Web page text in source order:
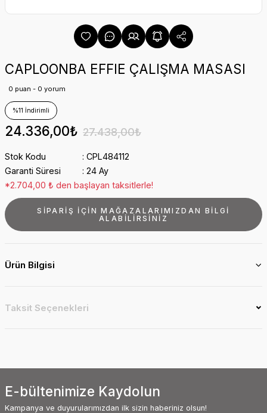
CAPLOONBA EFFIE ÇALIŞMA MASASI
0 puan - 0 yorum
%11 İndirimli
24.336,00₺ 27.438,00₺
Stok Kodu
CPL484112
Garanti Süresi
24 Ay
*2.704,00 ₺ den başlayan taksitlerle!
SİPARİŞ İÇİN MAĞAZALARIMIZDAN BİLGİ
ALABİLİRSİNİZ
Ürün Bilgisi
Taksit Seçenekleri
E-bültenimize Kaydolun
Kampanya ve duyurularımızdan ilk sizin haberiniz olsun!